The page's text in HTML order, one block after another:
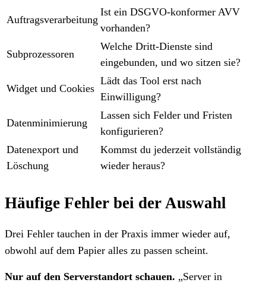
Auftragsverarbeitung
Ist ein DSGVO-konformer AVV
vorhanden?
Subprozessoren
Welche Dritt-Dienste sind
eingebunden, und wo sitzen sie?
Widget und Cookies
Lädt das Tool erst nach
Einwilligung?
Datenminimierung
Lassen sich Felder und Fristen
konfigurieren?
Datenexport und
Löschung
Kommst du jederzeit vollständig
wieder heraus?
Häufige Fehler bei der Auswahl
Drei Fehler tauchen in der Praxis immer wieder auf,
obwohl auf dem Papier alles zu passen scheint.
Nur auf den Serverstandort schauen. „Server in